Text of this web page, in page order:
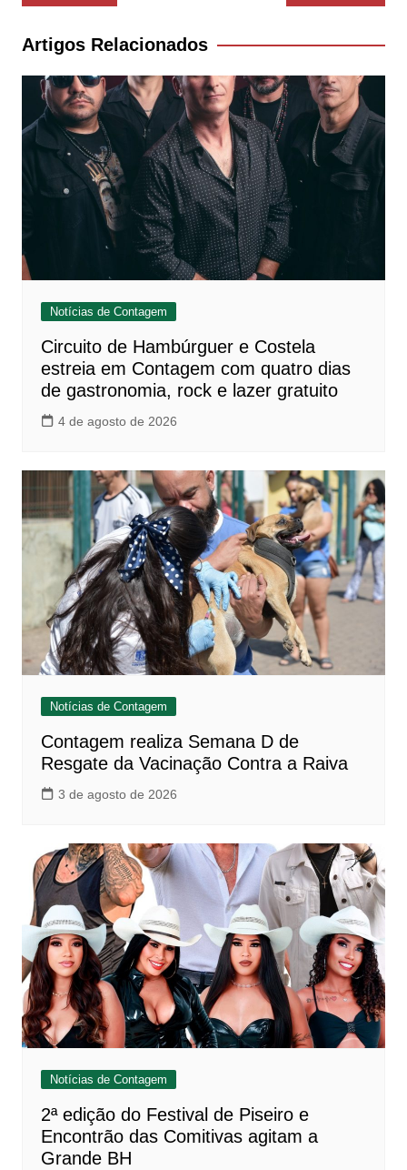
de
Post
Artigos Relacionados
Notícias de Contagem
Circuito de Hambúrguer e Costela
estreia em Contagem com quatro dias
de gastronomia, rock e lazer gratuito
4 de agosto de 2026
Notícias de Contagem
Contagem realiza Semana D de
Resgate da Vacinação Contra a Raiva
3 de agosto de 2026
Notícias de Contagem
2ª edição do Festival de Piseiro e
Encontrão das Comitivas agitam a
Grande BH